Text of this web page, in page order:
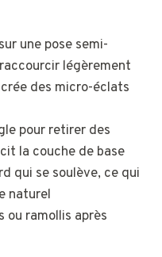
une pose semi-
légèrement
des micro-éclats
pour retirer des
la couche de base
qui se soulève, ce qui
naturel
ou ramollis après